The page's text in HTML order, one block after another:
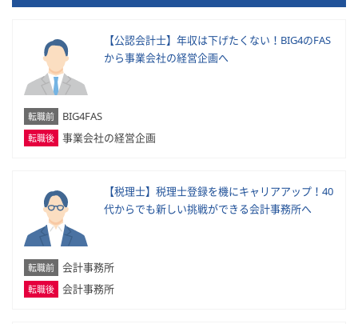
【公認会計士】年収は下げたくない！BIG4のFAS
から事業会社の経営企画へ
転職前 BIG4FAS
転職後 事業会社の経営企画
【税理士】税理士登録を機にキャリアアップ！40
代からでも新しい挑戦ができる会計事務所へ
転職前 会計事務所
転職後 会計事務所